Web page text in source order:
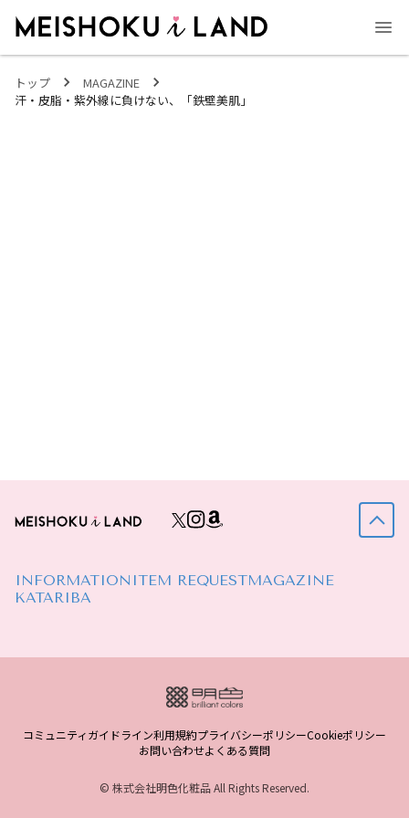
トップ
MAGAZINE
汗・皮脂・紫外線に負けない、「鉄壁美肌」
INFORMATION ITEM REQUESTMAGAZINE
KATARIBA
コミュニティガイドライン利用規約プライバシーポリシーCookieポリシー
お問い合わせよくある質問
© 株式会社明色化粧品 All Rights Reserved.